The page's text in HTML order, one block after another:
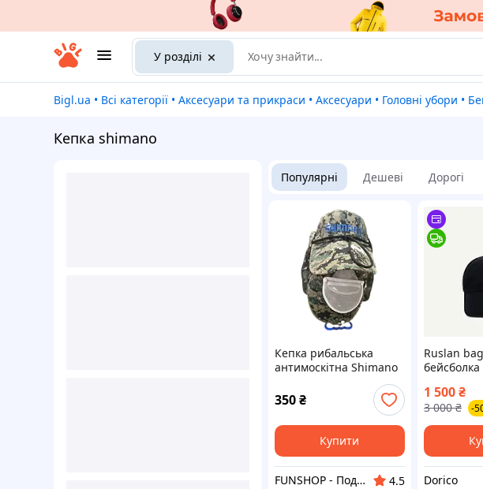
У розділі
Bigl.ua • Всі категорії • Аксесуари та прикраси • Аксесуари • Головні убори •
Кепка shimano
Популярні Дешеві Дорогі
Кепка рибальська
антимоскітна Shimano
350₴
Купити
FUNSHOP - Подарунки для захоплених людей
4.5
Ruslan
руслан
1 500₴
3 000 ₴ -
Dorico